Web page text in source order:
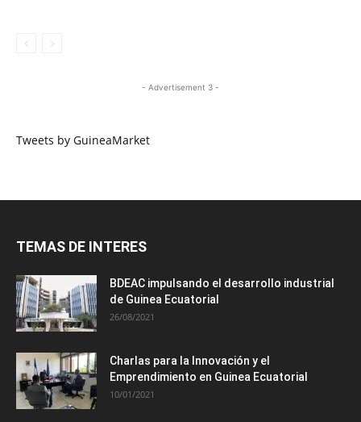
- Advertisement 3 -
Tweets by GuineaMarket
TEMAS DE INTERES
BDEAC impulsando el desarrollo industrial
de Guinea Ecuatorial
26/08/2021
Charlas para la Innovación y el
Emprendimiento en Guinea Ecuatorial
10/01/2021